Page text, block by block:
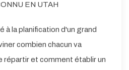
EN UTAH
à la planification d'un grand
combien chacun va
répartir et comment établir un